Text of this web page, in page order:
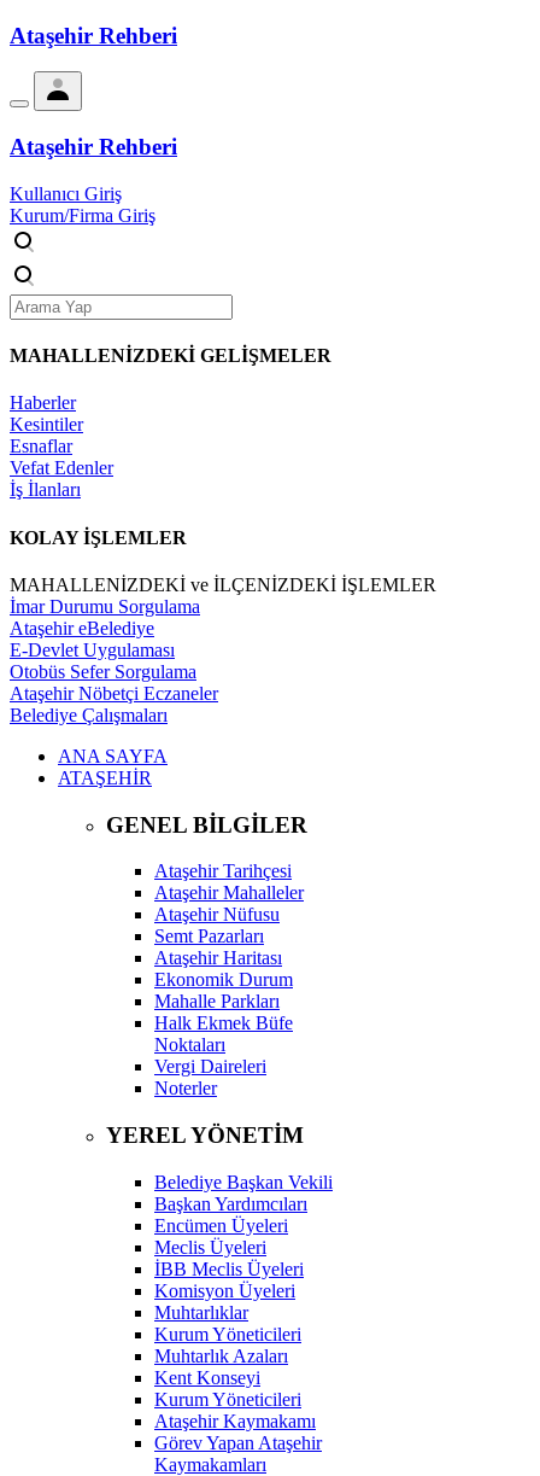
Ataşehir Rehberi
Ataşehir Rehberi
Kullanıcı Giriş
Kurum/Firma Giriş
MAHALLENİZDEKİ GELİŞMELER
Haberler
Kesintiler
Esnaflar
Vefat Edenler
İş İlanları
KOLAY İŞLEMLER
MAHALLENİZDEKİ ve İLÇENİZDEKİ İŞLEMLER
İmar Durumu Sorgulama
Ataşehir eBelediye
E-Devlet Uygulaması
Otobüs Sefer Sorgulama
Ataşehir Nöbetçi Eczaneler
Belediye Çalışmaları
ANA SAYFA
ATAŞEHİR
GENEL BİLGİLER
Ataşehir Tarihçesi
Ataşehir Mahalleler
Ataşehir Nüfusu
Semt Pazarları
Ataşehir Haritası
Ekonomik Durum
Mahalle Parkları
Halk Ekmek Büfe
Noktaları
Vergi Daireleri
Noterler
YEREL YÖNETİM
Belediye Başkan Vekili
Başkan Yardımcıları
Encümen Üyeleri
Meclis Üyeleri
İBB Meclis Üyeleri
Komisyon Üyeleri
Muhtarlıklar
Kurum Yöneticileri
Muhtarlık Azaları
Kent Konseyi
Kurum Yöneticileri
Ataşehir Kaymakamı
Görev Yapan Ataşehir
Kaymakamları